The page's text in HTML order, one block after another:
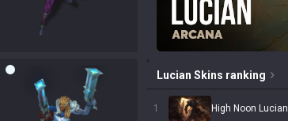
Lucian Skins ranking
1 High Noon Lucian